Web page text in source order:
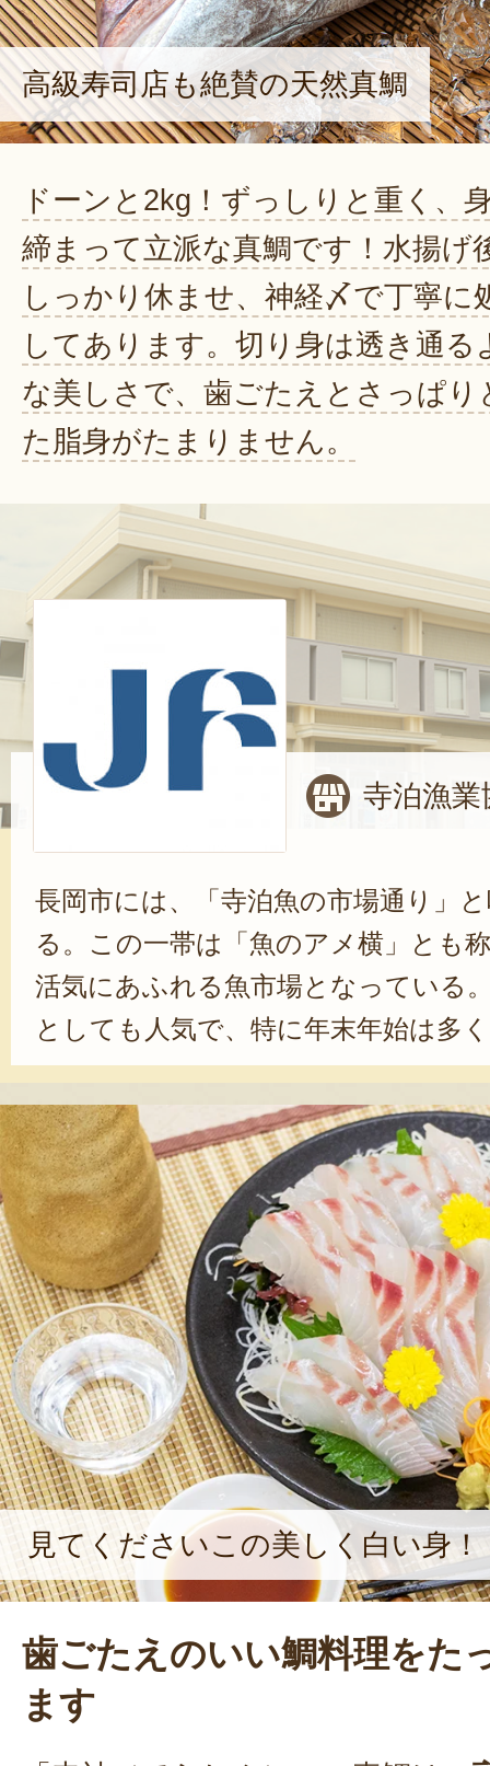
高級寿司店も絶賛の天然真鯛
ドーンと2kg！ずっしりと重く、
締まって立派な真鯛です！水揚げ
しっかり休ませ、神経〆で丁寧に
してあります。切り身は透き通る
な美しさで、歯ごたえとさっぱり
た脂身がたまりません。
寺泊漁業
長岡市には、「寺泊魚の市場通り」
る。この一帯は「魚のアメ横」とも
活気にあふれる魚市場となっている
としても人気で、特に年末年始は多
新鮮な海産物の買い付けや、出来立
きするなど、「日本海の幸」を堪能
な魚市場を支えるのが「寺泊漁業協
ている地元漁師は、約30名（2020年
師に加え、近年は若者も増えてきて
力しながら地域漁業を盛り上げてい
見てくださいこの美しく白い身！
歯ごたえのいい鯛料理をた
ます